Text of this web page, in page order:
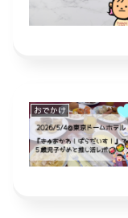
おでかけ